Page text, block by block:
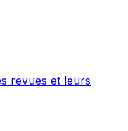
revues et leurs